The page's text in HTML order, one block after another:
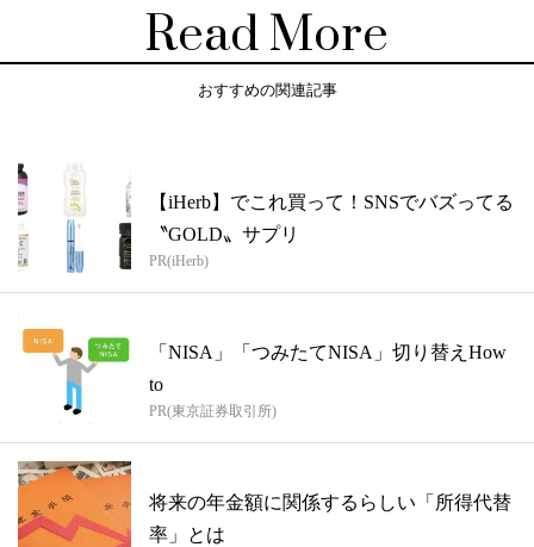
Read More
おすすめの関連記事
【iHerb】でこれ買って！SNSでバズってる
〝GOLD〟サプリ
PR(iHerb)
「NISA」「つみたてNISA」切り替えHow
to
PR(東京証券取引所)
将来の年金額に関係するらしい「所得代替
率」とは